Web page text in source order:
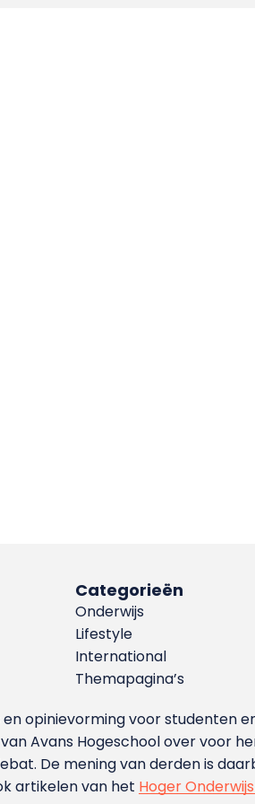
Categorieën
Onderwijs
Lifestyle
International
Themapagina’s
opinievorming voor studenten
Avans Hogeschool over voor
De mening van derden is
artikelen van het Hoger